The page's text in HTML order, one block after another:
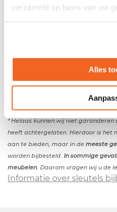
verzameld op basis van uw
Alles
Gebruikte middelhoge
kast wordt zonder
- Kleur topblad: ahorn -
roldeur: zwart
- Breedte: 120cm -
* Helaas kunnen wij niet
heeft achtergelaten. Hierdoor is het
aan te bieden, maar in de meeste
worden bijbesteld. In sommige
meubelen . Daarom vragen wij u de
Informatie over sleutels